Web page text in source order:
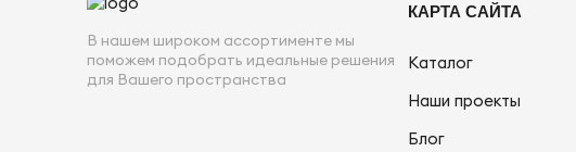
В нашем широком ассортименте мы
поможем подобрать идеальные решения
для Вашего пространства
КАРТА САЙТА
Каталог
Наши проекты
Блог